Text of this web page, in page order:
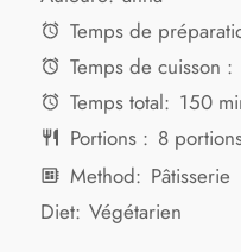
Temps de
Temps de cuisson :
Temps total: 150
Portions : 8
Method: Pâtisserie
Diet: Végétarien